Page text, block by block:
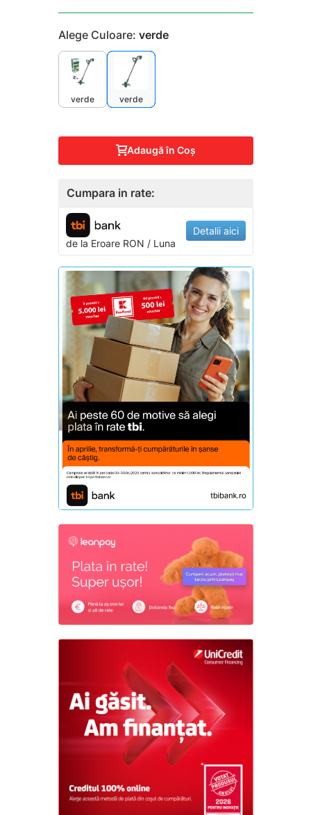
Alege Culoare: verde
verde verde
Adaugă în Coş
Cumpara in rate:
de la EroareRON / Luna
Detalii aici